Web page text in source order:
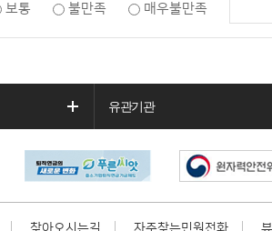
보통 불만족 매우불만족
유관기관